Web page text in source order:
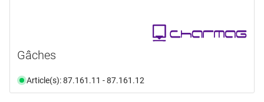
Gâches
Article(s): 87.161.11 - 87.161.12